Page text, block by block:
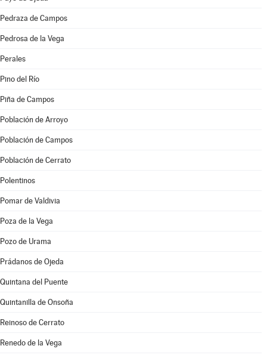
Pedraza de Campos
Pedrosa de la Vega
Perales
Pino del Río
Piña de Campos
Población de Arroyo
Población de Campos
Población de Cerrato
Polentinos
Pomar de Valdivia
Poza de la Vega
Pozo de Urama
Prádanos de Ojeda
Quintana del Puente
Quintanilla de Onsoña
Reinoso de Cerrato
Renedo de la Vega